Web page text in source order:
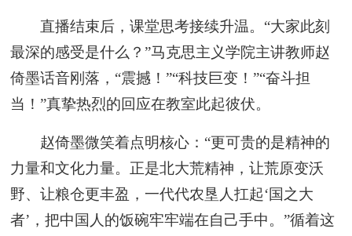
直播结束后，课堂思考接续升温。“大家此刻
最深的感受是什么？”马克思主义学院主讲教师赵
倚墨话音刚落，“震撼！”“科技巨变！”“奋斗担
当！”真挚热烈的回应在教室此起彼伏。
赵倚墨微笑着点明核心：“更可贵的是精神的
力量和文化力量。正是北大荒精神，让荒原变沃
野、让粮仓更丰盈，一代代农垦人扛起‘国之大
者’，把中国人的饭碗牢牢端在自己手中。”循着这